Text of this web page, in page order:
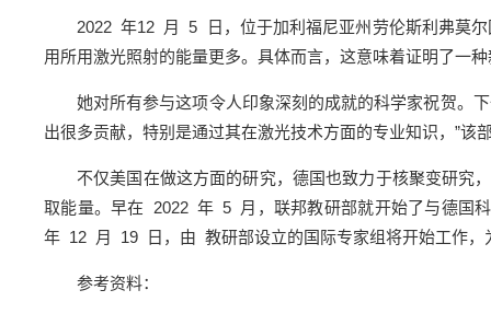
2022 年12 月 5 日，位于加利福尼亚州劳伦斯利弗莫
用所用激光照射的能量更多。具体而言，这意味着证明了一
她对所有参与这项令人印象深刻的成就的科学家祝贺。
出很多贡献，特别是通过其在激光技术方面的专业知识，”该
不仅美国在做这方面的研究，德国也致力于核聚变研究
取能量。早在 2022 年 5 月，联邦教研部就开始了与德国
年 12 月 19 日，由 教研部设立的国际专家组将开始工作，
参考资料：